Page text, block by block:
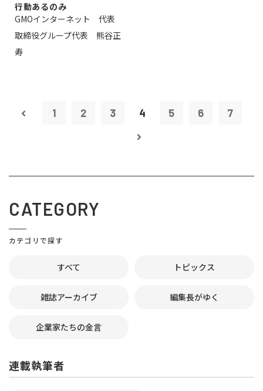
行動あるのみ
GMOインターネット 代表
取締役グループ代表 熊谷正
寿
1 2 3 4 5 6 7
CATEGORY
カテゴリで探す
すべて トピックス
雑誌アーカイブ 編集長がゆく
企業家たちの金言
連載執筆者